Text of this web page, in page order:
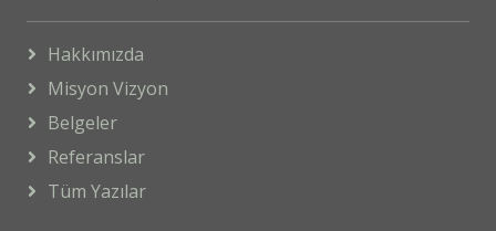
Hakkımızda
Misyon Vizyon
Belgeler
Referanslar
Tüm Yazılar